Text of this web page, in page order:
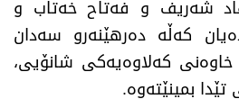
شەریف و فەتاح خەتاب و
كەڵە دەرهێنەرو سەدان
خاوەنی كەلاوەیەكی شانۆیی،
بمینێتەوە.